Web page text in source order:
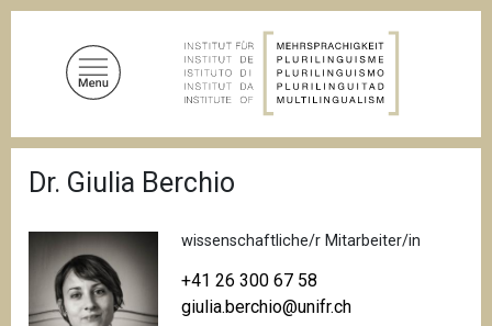
D
f
a
n
a
v
i
g
Dr. Giulia Berchio
wissenschaftliche/r Mitarbeiter/in
+41 26 300 67 58
giulia.berchio@unifr.ch